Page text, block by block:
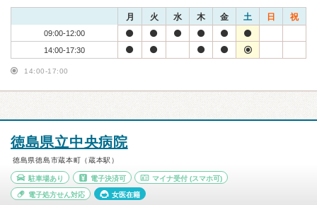
月 火 水 木 金 土 日 祝
09:00-12:00
14:00-17:30
14:00-17:00
徳島県立中央病院
徳島県徳島市蔵本町（蔵本駅）
駐車場あり 電子決済可 マイナ受付 (スマホ可)
電子処方せん対応 女医在籍